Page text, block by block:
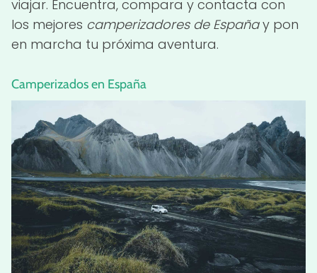
viajar. Encuentra, compara y contacta con
los mejores camperizadores de Españay pon
en marcha tu próxima aventura.
Camperizados en España